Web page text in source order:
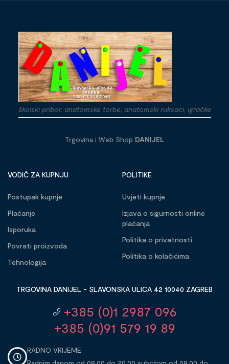
školski pribor, anatomske torbe, anatomski ruksaci, igračke
Trgovina i Web Shop DANIJEL
VODIČ ZA KUPNJU
Postupak kupnje
Plaćanje
Isporuka
Povrati proizvoda
Tehnologija
POLITIKE
Uvjeti kupnje
Izjava o sigurnosti online
plaćanja
Politika o privatnosti
Politika o kolačićima
TRGOVINA DANIJEL - SLAVONSKA ULICA 42 10040 ZAGREB
+385 (0)1 2987 096
+385 (0)91 579 19 89
RADNO VRIJEME